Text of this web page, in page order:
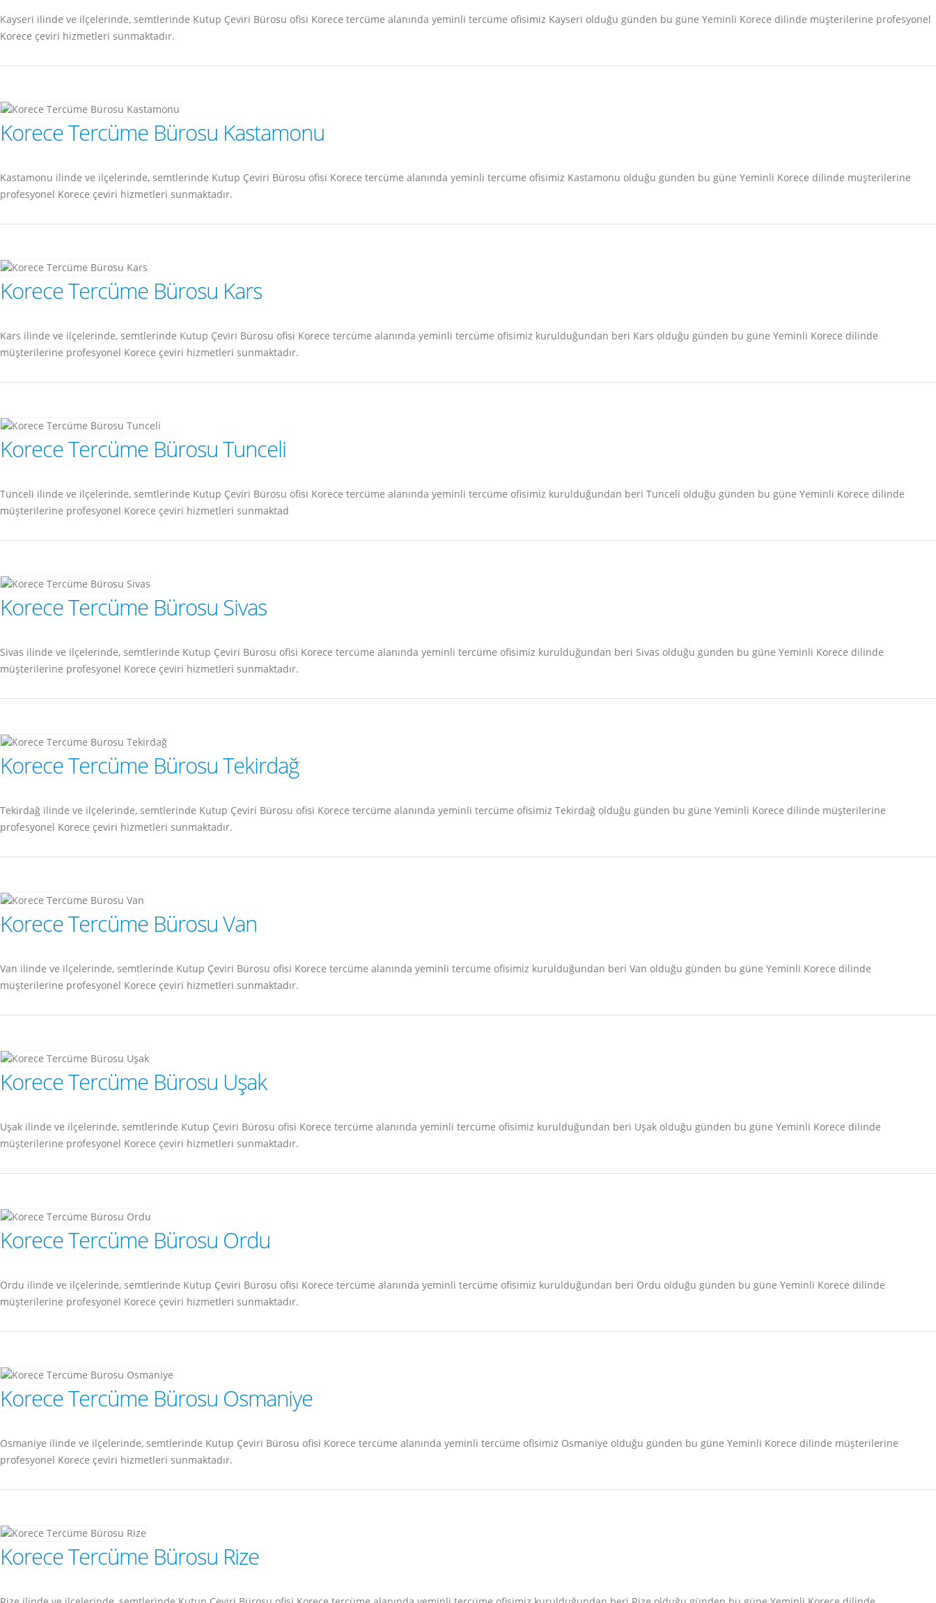
Kayseri ilinde ve ilçelerinde, semtlerinde Kutup Çeviri Bürosu ofisi Korece tercüme alanında yeminli tercüme ofisimiz Kayseri olduğu günden bu güne Yeminli Korece dilinde müşterilerine profesyonel
Korece çeviri hizmetleri sunmaktadır.
Korece Tercüme Bürosu Kastamonu
Kastamonu ilinde ve ilçelerinde, semtlerinde Kutup Çeviri Bürosu ofisi Korece tercüme alanında yeminli tercüme ofisimiz Kastamonu olduğu günden bu güne Yeminli Korece dilinde müşterilerine
profesyonel Korece çeviri hizmetleri sunmaktadır.
Korece Tercüme Bürosu Kars
Kars ilinde ve ilçelerinde, semtlerinde Kutup Çeviri Bürosu ofisi Korece tercüme alanında yeminli tercüme ofisimiz kurulduğundan beri Kars olduğu günden bu güne Yeminli Korece dilinde
müşterilerine profesyonel Korece çeviri hizmetleri sunmaktadır.
Korece Tercüme Bürosu Tunceli
Tunceli ilinde ve ilçelerinde, semtlerinde Kutup Çeviri Bürosu ofisi Korece tercüme alanında yeminli tercüme ofisimiz kurulduğundan beri Tunceli olduğu günden bu güne Yeminli Korece dilinde
müşterilerine profesyonel Korece çeviri hizmetleri sunmaktad
Korece Tercüme Bürosu Sivas
Sivas ilinde ve ilçelerinde, semtlerinde Kutup Çeviri Bürosu ofisi Korece tercüme alanında yeminli tercüme ofisimiz kurulduğundan beri Sivas olduğu günden bu güne Yeminli Korece dilinde
müşterilerine profesyonel Korece çeviri hizmetleri sunmaktadır.
Korece Tercüme Bürosu Tekirdağ
Tekirdağ ilinde ve ilçelerinde, semtlerinde Kutup Çeviri Bürosu ofisi Korece tercüme alanında yeminli tercüme ofisimiz Tekirdağ olduğu günden bu güne Yeminli Korece dilinde müşterilerine
profesyonel Korece çeviri hizmetleri sunmaktadır.
Korece Tercüme Bürosu Van
Van ilinde ve ilçelerinde, semtlerinde Kutup Çeviri Bürosu ofisi Korece tercüme alanında yeminli tercüme ofisimiz kurulduğundan beri Van olduğu günden bu güne Yeminli Korece dilinde
müşterilerine profesyonel Korece çeviri hizmetleri sunmaktadır.
Korece Tercüme Bürosu Uşak
Uşak ilinde ve ilçelerinde, semtlerinde Kutup Çeviri Bürosu ofisi Korece tercüme alanında yeminli tercüme ofisimiz kurulduğundan beri Uşak olduğu günden bu güne Yeminli Korece dilinde
müşterilerine profesyonel Korece çeviri hizmetleri sunmaktadır.
Korece Tercüme Bürosu Ordu
Ordu ilinde ve ilçelerinde, semtlerinde Kutup Çeviri Bürosu ofisi Korece tercüme alanında yeminli tercüme ofisimiz kurulduğundan beri Ordu olduğu günden bu güne Yeminli Korece dilinde
müşterilerine profesyonel Korece çeviri hizmetleri sunmaktadır.
Korece Tercüme Bürosu Osmaniye
Osmaniye ilinde ve ilçelerinde, semtlerinde Kutup Çeviri Bürosu ofisi Korece tercüme alanında yeminli tercüme ofisimiz Osmaniye olduğu günden bu güne Yeminli Korece dilinde müşterilerine
profesyonel Korece çeviri hizmetleri sunmaktadır.
Korece Tercüme Bürosu Rize